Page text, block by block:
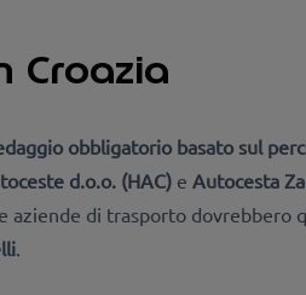
Croazia
obbligatorio basato sul
d.o.o. (HAC) e Autocesta
aziende di trasporto